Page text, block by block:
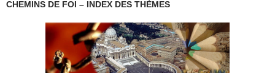
CHEMINS DE FOI – INDEX DES THÈMES